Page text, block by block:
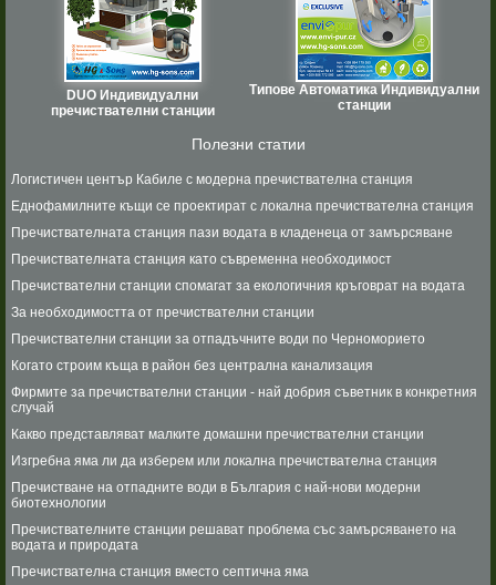
DUO Индивидуални
пречиствателни станции
Типове Автоматика Индивидуални
станции
Полезни статии
Логистичен център Кабиле с модерна пречиствателна станция
Еднофамилните къщи се проектират с локална пречиствателна станция
Пречиствателната станция пази водата в кладенеца от замърсяване
Пречиствателната станция като съвременна необходимост
Пречиствателни станции спомагат за екологичния кръговрат на водата
За необходимостта от пречиствателни станции
Пречиствателни станции за отпадъчните води по Черноморието
Когато строим къща в район без централна канализация
Фирмите за пречиствателни станции - най добрия съветник в конкретния
случай
Какво представляват малките домашни пречиствателни станции
Изгребна яма ли да изберем или локална пречиствателна станция
Пречистване на отпадните води в България с най-нови модерни
биотехнологии
Пречиствателните станции решават проблема със замърсяването на
водата и природата
Пречиствателна станция вместо септична яма